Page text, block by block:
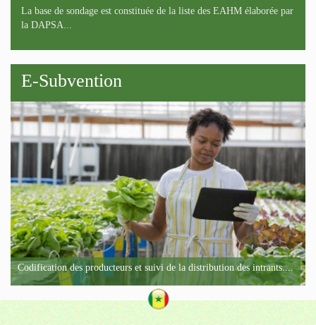
La base de sondage est constituée de la liste des EAHM élaborée par
la DAPSA...
E-Subvention
Codification des producteurs et suivi de la distribution des intrants....